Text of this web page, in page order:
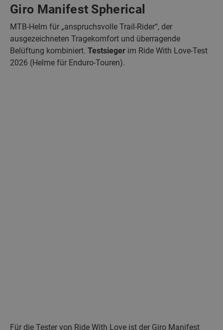
Giro Manifest Spherical
MTB-Helm für „anspruchsvolle Trail-Rider“, der
ausgezeichneten Tragekomfort und überragende
Belüftung kombiniert. Testsieger im Ride With Love-Test
2026 (Helme für Enduro-Touren).
Für die Tester von Ride With Love ist der Giro Manifest